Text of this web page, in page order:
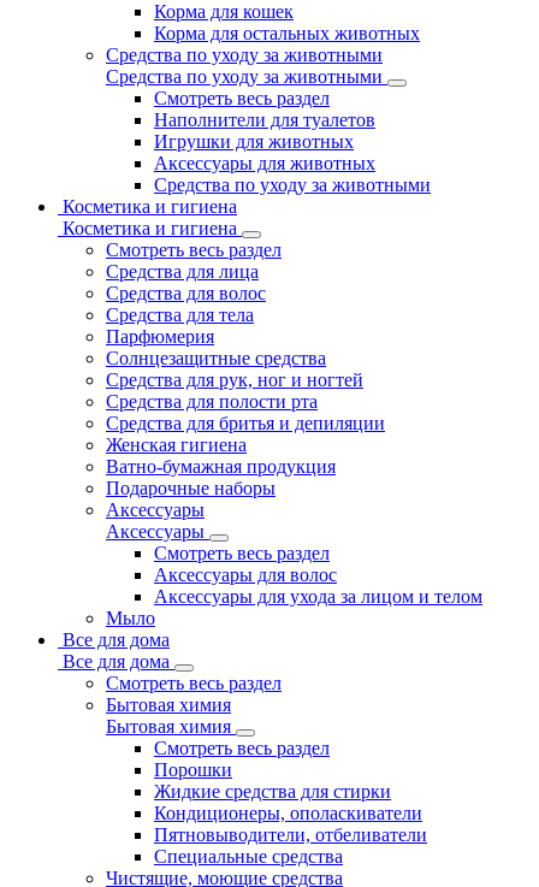
Корма для кошек
Корма для остальных животных
Средства по уходу за животными
Средства по уходу за животными
Смотреть весь раздел
Наполнители для туалетов
Игрушки для животных
Аксессуары для животных
Средства по уходу за животными
Косметика и гигиена
Косметика и гигиена
Смотреть весь раздел
Средства для лица
Средства для волос
Средства для тела
Парфюмерия
Солнцезащитные средства
Средства для рук, ног и ногтей
Средства для полости рта
Средства для бритья и депиляции
Женская гигиена
Ватно-бумажная продукция
Подарочные наборы
Аксессуары
Аксессуары
Смотреть весь раздел
Аксессуары для волос
Аксессуары для ухода за лицом и телом
Мыло
Все для дома
Все для дома
Смотреть весь раздел
Бытовая химия
Бытовая химия
Смотреть весь раздел
Порошки
Жидкие средства для стирки
Кондиционеры, ополаскиватели
Пятновыводители, отбеливатели
Специальные средства
Чистящие, моющие средства